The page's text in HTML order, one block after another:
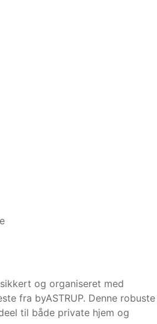
og organiseret med
fra byASTRUP. Denne robuste
til både private hjem og